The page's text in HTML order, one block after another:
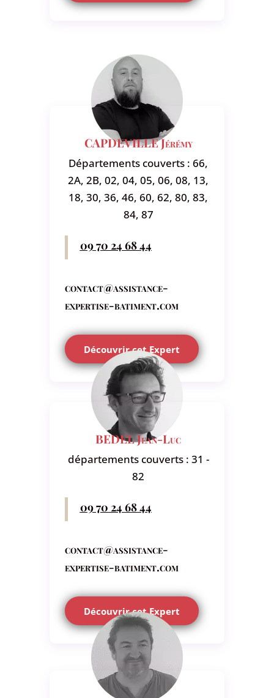
CAPDEVILLE Jérémy
Départements couverts : 66,
2A, 2B, 02, 04, 05, 06, 08, 13,
18, 30, 36, 46, 60, 62, 80, 83,
84, 87
09 70 24 68 44
contact@assistance-
expertise-batiment.com
Découvrir cet Expert
BEDEL Jean-Luc
départements couverts : 31 -
82
09 70 24 68 44
contact@assistance-
expertise-batiment.com
Découvrir cet Expert